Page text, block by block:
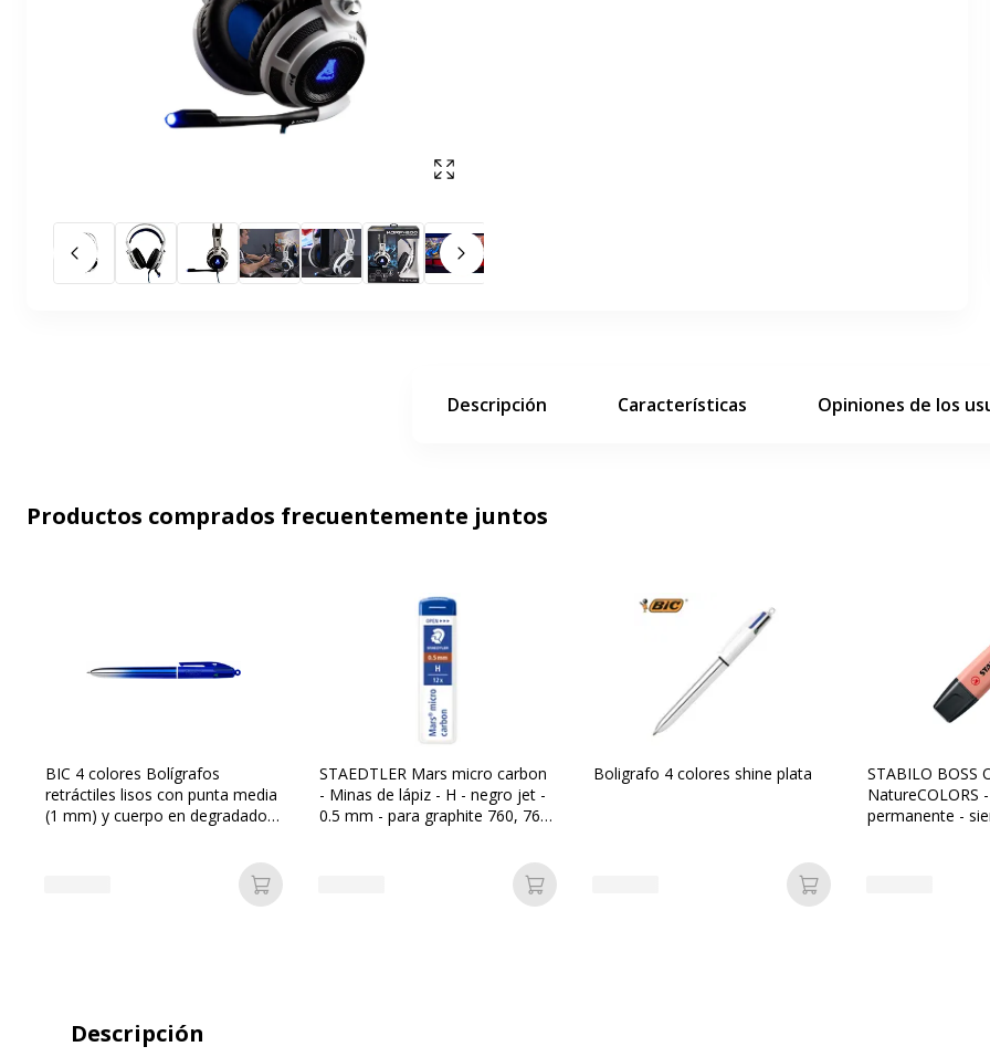
Mostrar pantalla completa
Diapositiva anterior La siguiente diapositiva
Descripción Características Opiniones de los
Productos comprados frecuentemente juntos
BIC 4 colores Bolígrafos
retráctiles lisos con punta media
(1 mm) y cuerpo en degradado
Añadir a la cesta
STAEDTLER Mars micro carbon
- Minas de lápiz - H - negro jet -
0.5 mm - para graphite 760, 762,
Añadir a la cesta
Boligrafo 4 colores shine plata
Añadir a la cesta
STABILO BOSS
NatureCOLORS
permanente -
Descripción